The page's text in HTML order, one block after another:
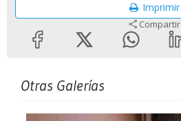
Imprimir
Compartir
Otras Galerías